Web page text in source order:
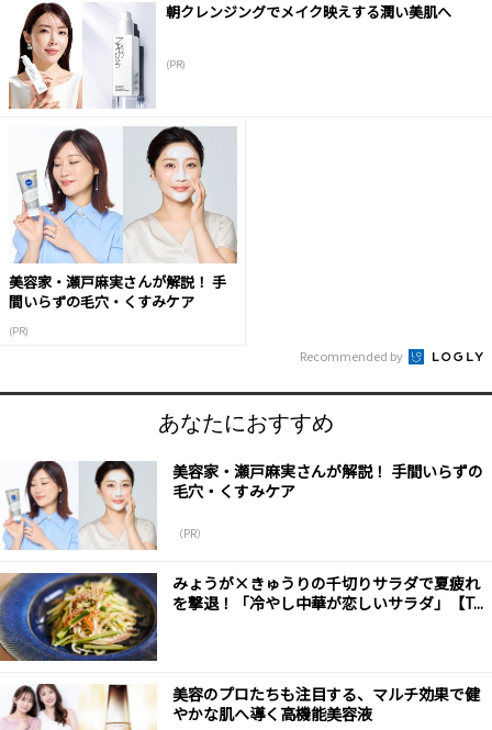
朝クレンジングでメイク映えする潤い美肌へ
(PR)
美容家・瀬戸麻実さんが解説！ 手
間いらずの毛穴・くすみケア
(PR)
Recommended by
あなたにおすすめ
美容家・瀬戸麻実さんが解説！ 手間いらずの
毛穴・くすみケア
（PR）
みょうが×きゅうりの千切りサラダで夏疲れ
を撃退！「冷やし中華が恋しいサラダ」【T...
美容のプロたちも注目する、マルチ効果で健
やかな肌へ導く高機能美容液